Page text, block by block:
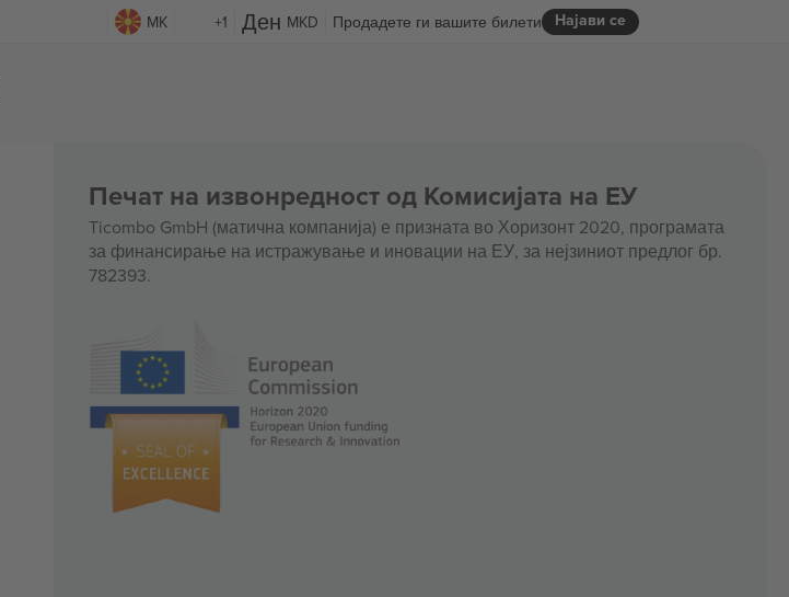
MK +1 MKD Најави се
Продадете ги вашите билети
Печат на извонредност од Комисијата на ЕУ
Ticombo GmbH (матична компанија) е призната во Хоризонт 2020, програмата
за финансирање на истражување и иновации на ЕУ, за нејзиниот предлог бр.
782393.